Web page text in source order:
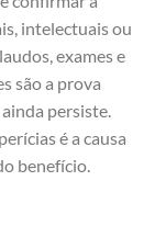
intelectuais ou
exames e
são a prova
persiste.
é a causa
benefício.